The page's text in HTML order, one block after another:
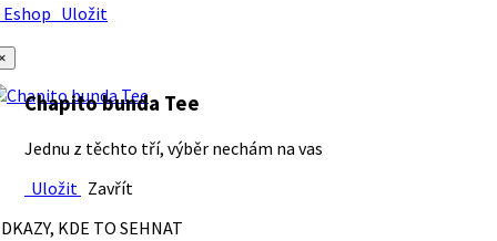
Uložit
Chapito bunda Tee
Jednu z těchto tří, výběr nechám na vas
Uložit Zavřít
KDE TO SEHNAT